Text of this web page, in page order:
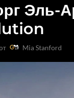
Эль-
Mia Stanford